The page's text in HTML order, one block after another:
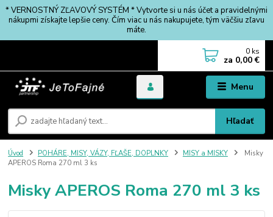
* VERNOSTNÝ ZĽAVOVÝ SYSTÉM * Vytvorte si u nás účet a pravidelnými
nákupmi získajte lepšie ceny. Čím viac u nás nakupujete, tým väčšiu zľavu
máte.
Menu
Hľadať
0 ks
za 0,00 €
Úvod POHÁRE, MISY, VÁZY, FĽAŠE, DOPLNKY MISY a MISKY
Misky
APEROS Roma 270 ml 3 ks
Misky APEROS Roma 270 ml 3 ks